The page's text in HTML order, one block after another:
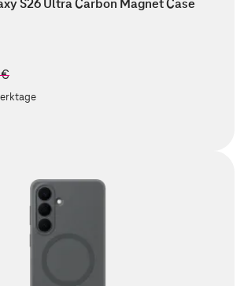
S26 Ultra Carbon Magnet Case